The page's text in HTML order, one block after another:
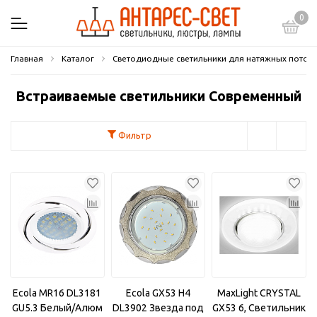
0
Главная Каталог Светодиодные светильники для натяжных
Встраиваемые светильники Современный
Фильтр
Ecola MR16 DL3181
GU5.3 Белый/Алюм
Ecola GX53 H4
DL3902 Звезда под
MaxLight CRYSTAL
GX53 6, Светильник